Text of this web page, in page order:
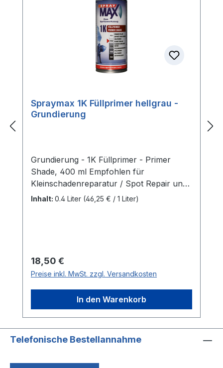
Spraymax 1K Füllprimer hellgrau -
Grundierung
Grundierung - 1K Füllprimer - Primer
Shade, 400 ml Empfohlen für
Kleinschadenreparatur / Spot Repair und
Teile-Lackierung, als
Ersatzteilgrundierung, Polyester-
Untergründe. (Nicht mit Polyester- und
EP-Produkten überarbeiten). Auf allen
Metalloberfächen einsetzbar
Hervorragende Haftung, hoher
Korrosionsschutz Hohe Füllkraft Variabel
als Primer oder als Füller einsetzbar Mit
Wasserbasis- oder Lösemittellack
möglich Glatter Verlauf, schnelle
Inhalt: 0.4 Liter (46,25 € / 1 Liter)
Regulärer Preis:
18,50 €
Preise inkl. MwSt. zzgl. Versandkosten
In den Warenkorb
Telefonische Bestellannahme